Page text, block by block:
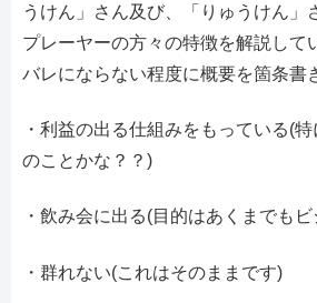
うけん」さん及び、「りゅうけん」
プレーヤーの方々の特徴を解説して
バレにならない程度に概要を箇条書
・利益の出る仕組みをもっている(
のことかな？？)
・飲み会に出る(目的はあくまでも
・群れない(これはそのままです)